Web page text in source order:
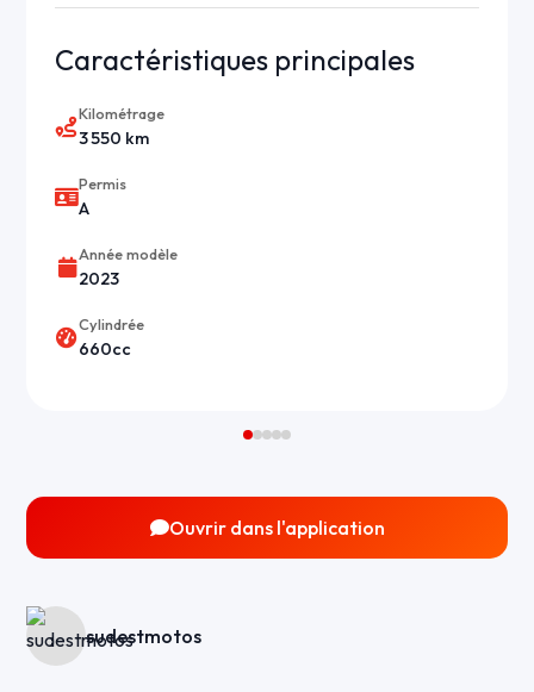
Caractéristiques principales
Kilométrage
3 550 km
Permis
A
Année modèle
2023
Cylindrée
660cc
Ouvrir dans l'application
sudestmotos